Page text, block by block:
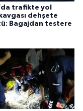
trafikte yol
dehşete
Bagajdan testere